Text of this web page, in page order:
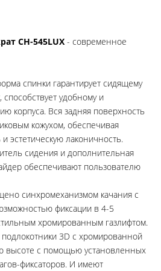
CH-545LUX - современное
спинки гарантирует сидящему
удобному и
корпуса. Вся задняя поверхность
кожухом, обеспечивая
лаконичность.
сидения и дополнительная
обеспечивают пользователю
синхромеханизмом качания с
фиксации в 4-5
хромированным газлифтом.
3D с хромированной
высоте с помощью установленных
фиксаторов. И имеют